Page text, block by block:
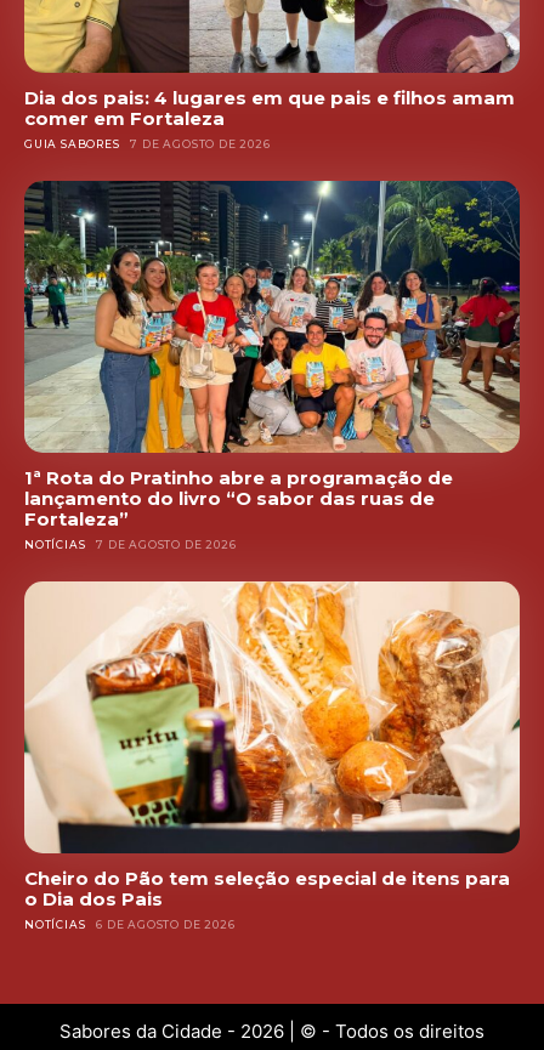
Dia dos pais: 4 lugares em que pais e filhos amam
comer em Fortaleza
GUIA SABORES 7 DE AGOSTO DE 2026
1ª Rota do Pratinho abre a programação de
lançamento do livro “O sabor das ruas de
Fortaleza”
NOTÍCIAS 7 DE AGOSTO DE 2026
Cheiro do Pão tem seleção especial de itens para
o Dia dos Pais
NOTÍCIAS 6 DE AGOSTO DE 2026
Sabores da Cidade - 2026 | © - Todos os direitos